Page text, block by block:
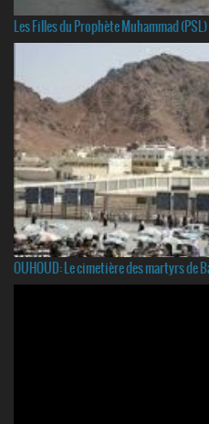
Les Filles du Prophète Muhammad (PSL)
OUHOUD: Le cimetière des martyrs de